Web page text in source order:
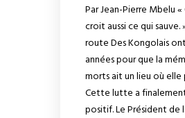
Par Jean-Pierre Mbelu
croit aussi ce qui sauve.
route Des Kongolais
années pour que la
morts ait un lieu où
Cette lutte a
positif. Le Président de